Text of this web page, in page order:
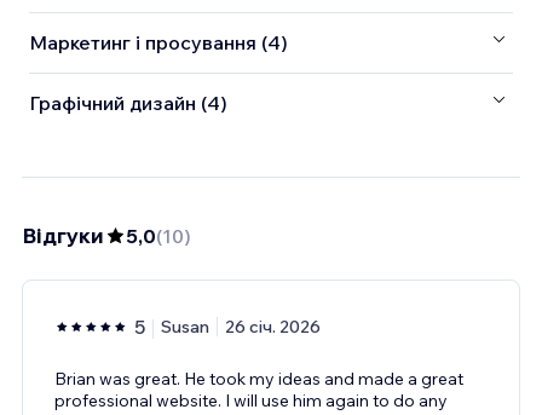
Маркетинг і просування (4)
Графічний дизайн (4)
Відгуки 5,0(10)
5 Susan 26 січ. 2026
Brian was great. He took my ideas and made a great
professional website. I will use him again to do any